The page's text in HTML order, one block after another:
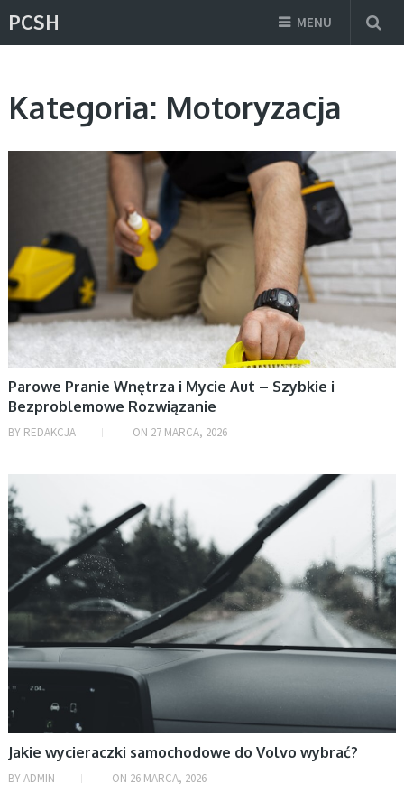
PCSH MENU
Kategoria: Motoryzacja
Parowe Pranie Wnętrza i Mycie Aut – Szybkie i
Bezproblemowe Rozwiązanie
BY REDAKCJA ON 27 MARCA, 2026
MOTORYZACJA
Jakie wycieraczki samochodowe do Volvo wybrać?
BY ADMIN ON 26 MARCA, 2026